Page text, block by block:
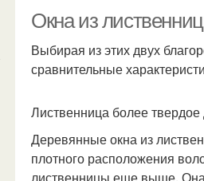
Окна из
Выбирая из этих двух
сравнительные
Лиственница более твердое
Деревянные окна из
плотного расположения